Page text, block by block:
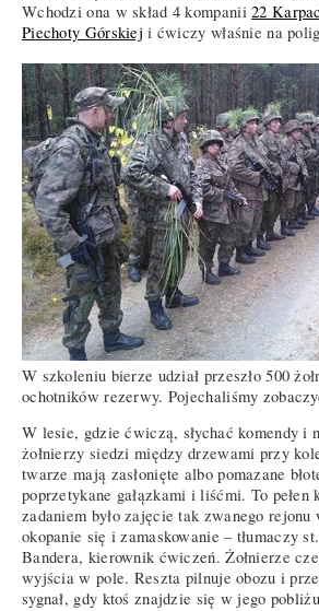
Wchodzi ona w skład 4 kompanii22
Piechoty Górskiej i ćwiczy właśnie na
W szkoleniu bierze udział przeszło 500
ochotników rezerwy. Pojechaliśmy
W lesie, gdzie ćwiczą, słychać komendy i
żołnierzy siedzi między drzewami przy
twarze mają zasłonięte albo pomazane
poprzetykane gałązkami i liśćmi. To
zadaniem było zajęcie tak zwanego rejonu
okopanie się i zamaskowanie – tłumaczy
Bandera, kierownik ćwiczeń. Żołnierze
wyjścia w pole. Reszta pilnuje obozu i
sygnał, gdy ktoś znajdzie się w jego